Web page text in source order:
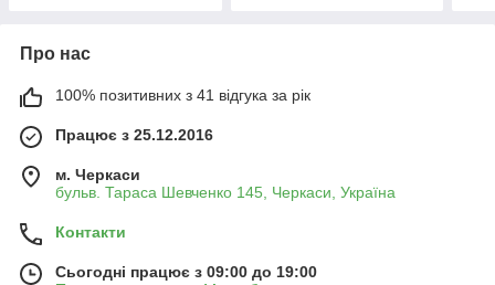
Про нас
100% позитивних з 41 відгука за рік
Працює з 25.12.2016
м. Черкаси
бульв. Тараса Шевченко 145, Черкаси, Україна
Контакти
Сьогодні працює з 09:00 до 19:00